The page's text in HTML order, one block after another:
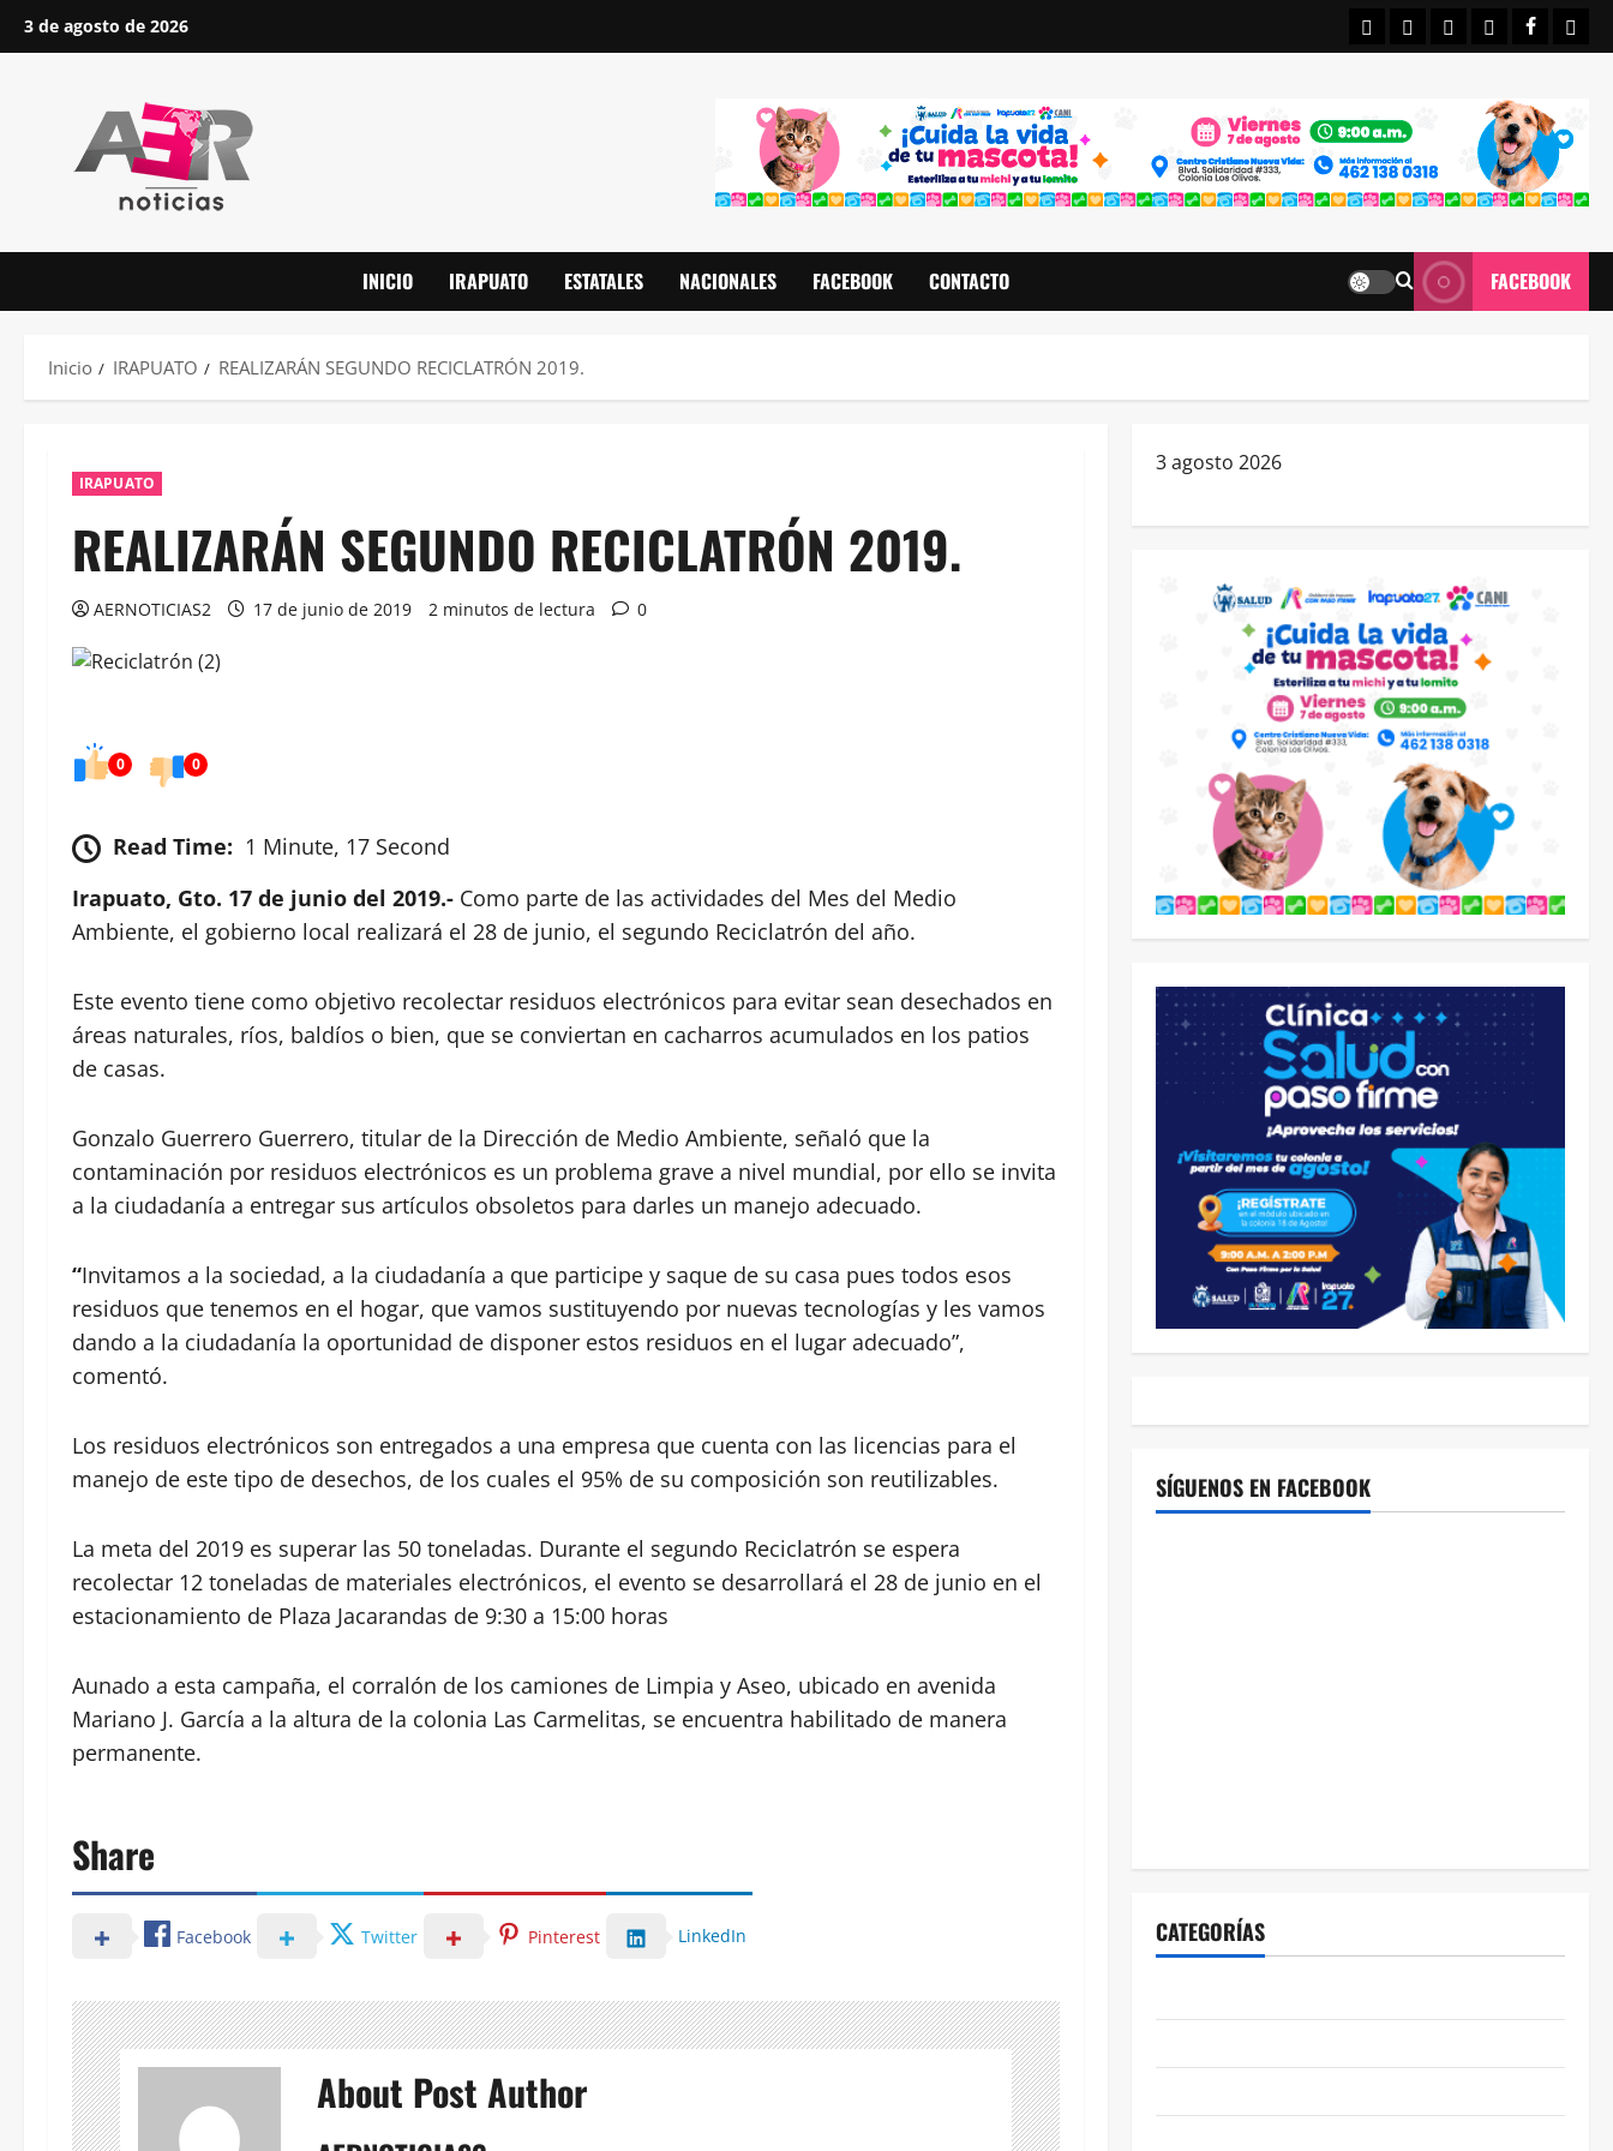
Saltar3 de agosto de 2026 INICIOIRAPUATO
ESTATALES
INICIO IRAPUATO ESTATALES NACIONALES FACEBOOK CONTACTO FACEBOOK
Inicio IRAPUATO REALIZARÁN SEGUNDO RECICLATRÓN 2019.
IRAPUATO
REALIZARÁN SEGUNDO RECICLATRÓN 2019.
AERNOTICIAS2 17 de junio de 2019 2 minutos de lectura 0
0 0
Read Time: 1 Minute, 17 Second
Irapuato, Gto. 17 de junio del 2019.- Como parte de las actividades del Mes del Medio
Ambiente, el gobierno local realizará el 28 de junio, el segundo Reciclatrón del año.
Este evento tiene como objetivo recolectar residuos electrónicos para evitar sean desechados en
áreas naturales, ríos, baldíos o bien, que se conviertan en cacharros acumulados en los patios
de casas.
Gonzalo Guerrero Guerrero, titular de la Dirección de Medio Ambiente, señaló que la
contaminación por residuos electrónicos es un problema grave a nivel mundial, por ello se invita
a la ciudadanía a entregar sus artículos obsoletos para darles un manejo adecuado.
“Invitamos a la sociedad, a la ciudadanía a que participe y saque de su casa pues todos esos
residuos que tenemos en el hogar, que vamos sustituyendo por nuevas tecnologías y les vamos
dando a la ciudadanía la oportunidad de disponer estos residuos en el lugar adecuado”,
comentó.
Los residuos electrónicos son entregados a una empresa que cuenta con las licencias para el
manejo de este tipo de desechos, de los cuales el 95% de su composición son reutilizables.
La meta del 2019 es superar las 50 toneladas. Durante el segundo Reciclatrón se espera
recolectar 12 toneladas de materiales electrónicos, el evento se desarrollará el 28 de junio en el
estacionamiento de Plaza Jacarandas de 9:30 a 15:00 horas
Aunado a esta campaña, el corralón de los camiones de Limpia y Aseo, ubicado en avenida
Mariano J. García a la altura de la colonia Las Carmelitas, se encuentra habilitado de manera
permanente.
Share
Facebook Twitter Pinterest LinkedIn
About Post Author
3 agosto 2026
SÍGUENOS EN FACEBOOK
CATEGORÍAS